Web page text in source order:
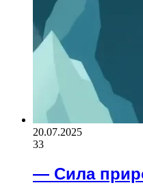
20.07.2025
33
— Сила